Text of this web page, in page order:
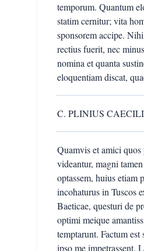
temporum. Quantum
statim cernitur; vita
sponsorem accipe.
rectius fuerit, nec
nomina et quanta
eloquentiam discat,
C. PLINIUS
Quamvis et amici quos
videantur, magni
optassem, huius etiam
incohaturus in Tuscos
Baeticae, questuri de
optimi meique
temptarunt. Factum
ipso me impetrassent.